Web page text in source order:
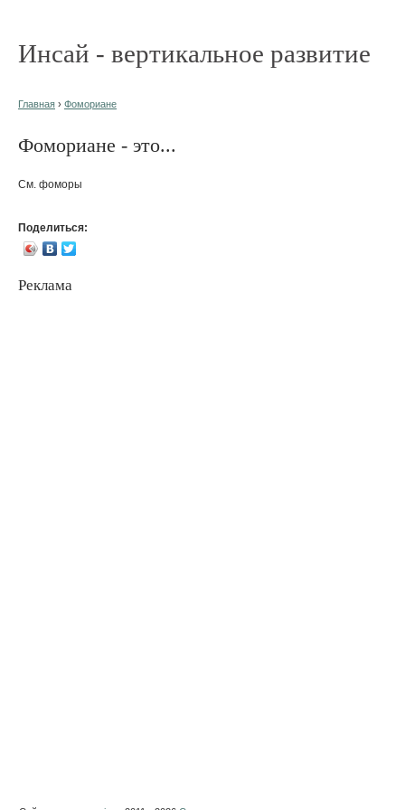
Инсай - вертикальное развитие
Главная › Фомориане
Фомориане - это...
См. фоморы
Поделиться:
Реклама